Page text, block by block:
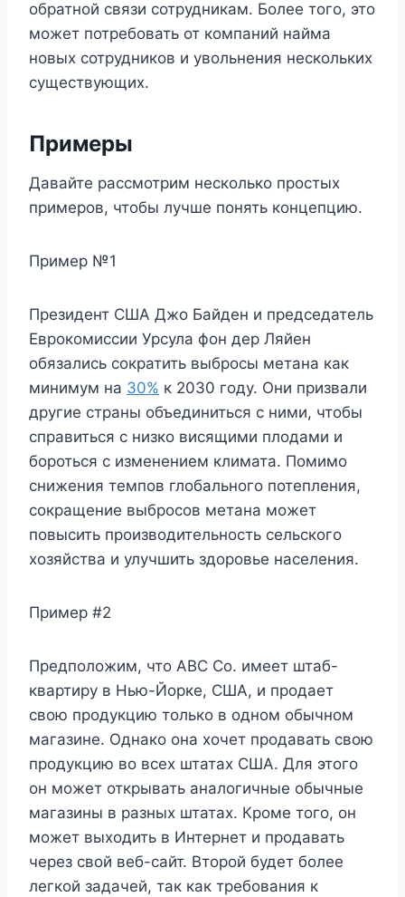
обратной связи сотрудникам. Более того, это
может потребовать от компаний найма
новых сотрудников и увольнения нескольких
существующих.
Примеры
Давайте рассмотрим несколько простых
примеров, чтобы лучше понять концепцию.
Пример №1
Президент США Джо Байден и председатель
Еврокомиссии Урсула фон дер Ляйен
обязались сократить выбросы метана как
минимум на 30% к 2030 году. Они призвали
другие страны объединиться с ними, чтобы
справиться с низко висящими плодами и
бороться с изменением климата. Помимо
снижения темпов глобального потепления,
сокращение выбросов метана может
повысить производительность сельского
хозяйства и улучшить здоровье населения.
Пример #2
Предположим, что ABC Co. имеет штаб-
квартиру в Нью-Йорке, США, и продает
свою продукцию только в одном обычном
магазине. Однако она хочет продавать свою
продукцию во всех штатах США. Для этого
он может открывать аналогичные обычные
магазины в разных штатах. Кроме того, он
может выходить в Интернет и продавать
через свой веб-сайт. Второй будет более
легкой задачей, так как требования к